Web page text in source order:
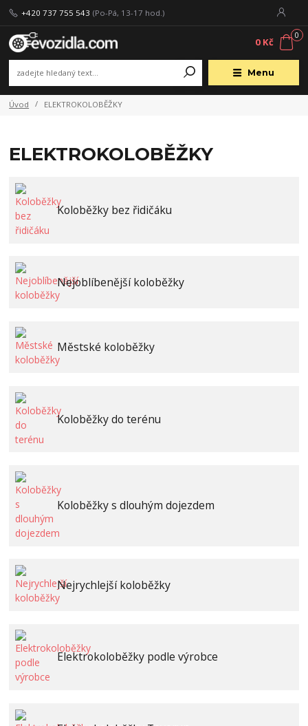
Menu
+420 737 755 543 (Po-Pá, 13-17 hod.)
0
0 Kč
Úvod ELEKTROKOLOBĚŽKY
ELEKTROKOLOBĚŽKY
Koloběžky bez řidičáku
Nejoblíbenější koloběžky
Městské koloběžky
Koloběžky do terénu
Koloběžky s dlouhým dojezdem
Nejrychlejší koloběžky
Elektrokoloběžky podle výrobce